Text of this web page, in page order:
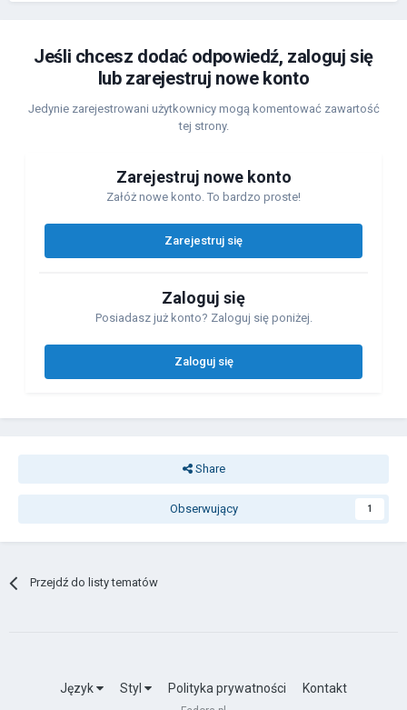
Jeśli chcesz dodać odpowiedź, zaloguj się
lub zarejestruj nowe konto
Jedynie zarejestrowani użytkownicy mogą komentować zawartość
tej strony.
Zarejestruj nowe konto
Załóż nowe konto. To bardzo proste!
Zarejestruj się
Zaloguj się
Posiadasz już konto? Zaloguj się poniżej.
Zaloguj się
Share
Obserwujący 1
Przejdź do listy tematów
Język Styl Polityka prywatności Kontakt